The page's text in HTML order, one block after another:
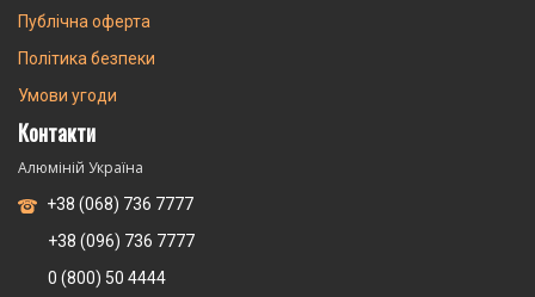
Публічна оферта
Політика безпеки
Умови угоди
Контакти
Алюміній Україна
+38 (068) 736 7777
+38 (096) 736 7777
0 (800) 50 4444